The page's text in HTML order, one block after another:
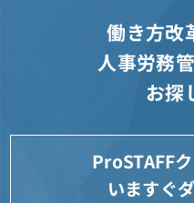
働き方改
人事労務
お探
ProSTAFF
いますぐ